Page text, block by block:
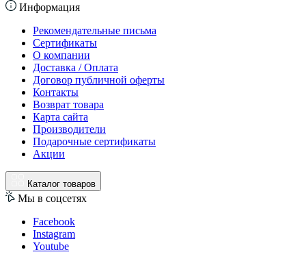
Информация
Рекомендательные письма
Сертификаты
О компании
Доставка / Оплата
Договор публичной оферты
Контакты
Возврат товара
Карта сайта
Производители
Подарочные сертификаты
Акции
Каталог товаров
Мы в соцсетях
Facebook
Instagram
Youtube